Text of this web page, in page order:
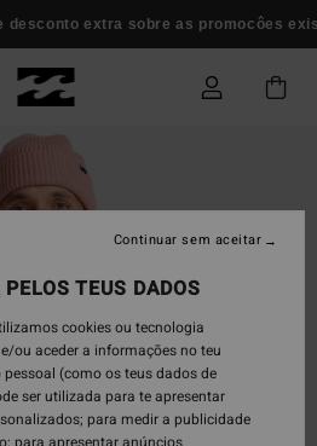
desconto extra sobre as promocôes
TEUS DADOS
cookies ou tecnologia
ou aceder a informações no teu
(como os teus dados de
ser utilizada para te apresentar
para medir a publicidade
Continuar sem aceitar